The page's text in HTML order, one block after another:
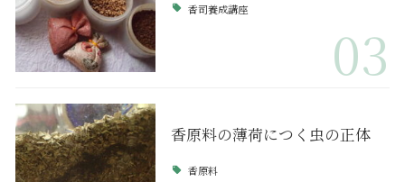
香司養成講座
03
香原料の薄荷につく虫の正体
香原料